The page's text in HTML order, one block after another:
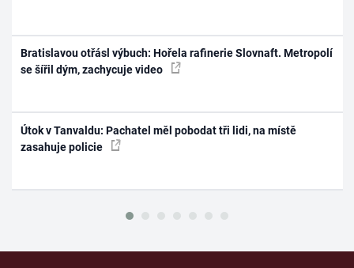
Bratislavou otřásl výbuch: Hořela rafinerie Slovnaft. Metropolí
se šířil dým, zachycuje video
Útok v Tanvaldu: Pachatel měl pobodat tři lidi, na místě
zasahuje policie